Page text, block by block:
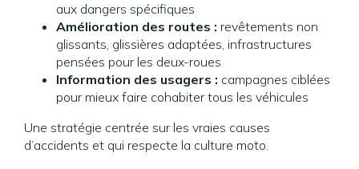
aux dangers spécifiques
Amélioration des routes : revêtements non
glissants, glissières adaptées, infrastructures
pensées pour les deux-roues
Information des usagers : campagnes ciblées
pour mieux faire cohabiter tous les véhicules
Une stratégie centrée sur les vraies causes
d’accidents et qui respecte la culture moto.